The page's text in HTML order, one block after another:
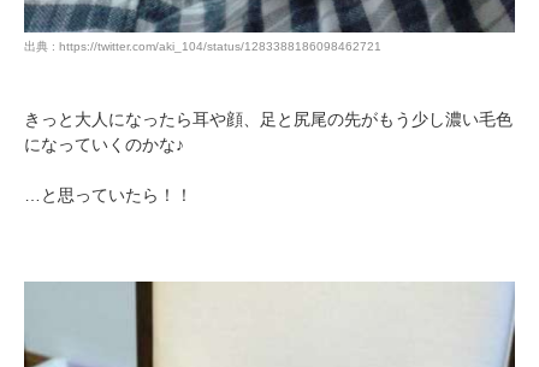
出典 : https://twitter.com/aki_104/status/1283388186098462721
きっと大人になったら耳や顔、足と尻尾の先がもう少し濃い毛色
になっていくのかな♪
…と思っていたら！！